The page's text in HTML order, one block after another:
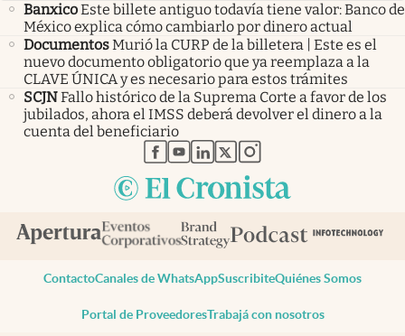
BanxicoEste billete antiguo todavía tiene valor: Banco de
México explica cómo cambiarlo por dinero actual
DocumentosMurió la CURP de la billetera | Este es el
nuevo documento obligatorio que ya reemplaza a la
CLAVE ÚNICA y es necesario para estos trámites
SCJNFallo histórico de la Suprema Corte a favor de los
jubilados, ahora el IMSS deberá devolver el dinero a la
cuenta del beneficiario
abre en nueva pestaña
abre en nueva pestaña
abre en nueva pestaña
abre en nueva pestaña
abre en nueva pestaña
ContactoCanales de WhatsAppSuscribiteQuiénes Somos
Portal de ProveedoresTrabajá con nosotros